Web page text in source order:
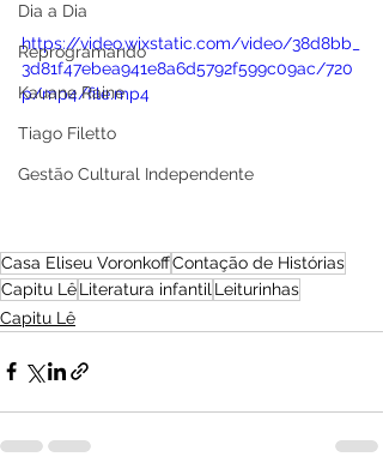
Dia a Dia
Reprogramando
Kauane Raine
Tiago Filetto
Gestão Cultural Independente
https://video.wixstatic.com/video/38d8bb_
3d81f47ebea941e8a6d5792f599c09ac/720
p/mp4/file.mp4
Casa Eliseu VoronkoffContação de Histórias
Capitu LêLiteratura infantil Leiturinhas
Capitu Lê